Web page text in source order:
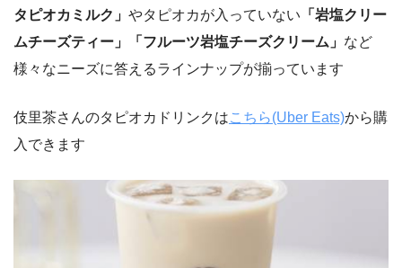
タピオカミルク」 やタピオカが入っていない 「岩塩クリー
ムチーズティー」「フルーツ岩塩チーズクリーム」 など
様々なニーズに答えるラインナップが揃っています
伎里茶さんのタピオカドリンクはこちら(Uber Eats)から購
入できます